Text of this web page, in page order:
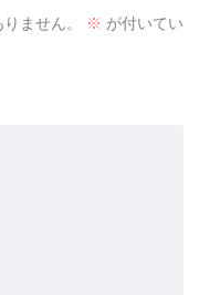
ません。 ※ が付いてい